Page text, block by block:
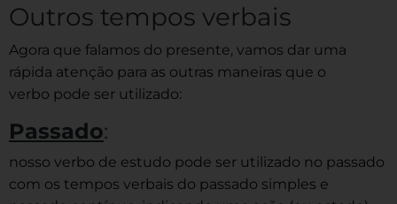
Outros tempos verbais
Agora que falamos do presente, vamos dar uma
rápida atenção para as outras maneiras que o
verbo pode ser utilizado:
Passado:
nosso verbo de estudo pode ser utilizado no passado
com os tempos verbais do passado simples e